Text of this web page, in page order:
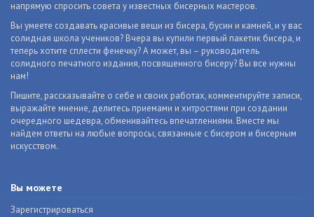
напрямую спросить совета у известных бисерных мастеров.
Вы умеете создавать красивые вещи из бисера, бусин и камней, и у вас
солидная школа учеников? Вчера вы купили первый пакетик бисера, и
теперь хотите сплести фенечку? А может, вы – руководитель
солидного печатного издания, посвященного бисеру? Вы все нужны
нам!
Пишите, рассказывайте о себе и своих работах, комментируйте записи,
выражайте мнение, делитесь приемами и хитростями при создании
очередного шедевра, обменивайтесь впечатлениями. Вместе мы
найдем ответы на любые вопросы, связанные с бисером и бисерным
искусством.
Вы можете
Зарегистрироваться